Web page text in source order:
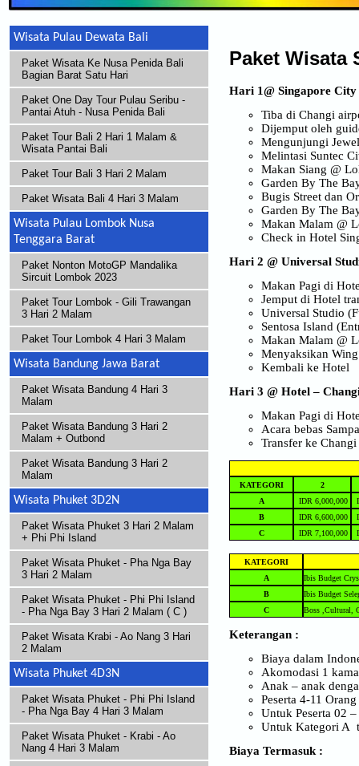
Wisata Pulau Dewata Bali
Paket Wisata Ke Nusa Penida Bali
Bagian Barat Satu Hari
Paket One Day Tour Pulau Seribu -
Pantai Atuh - Nusa Penida Bali
Paket Tour Bali 2 Hari 1 Malam &
Wisata Pantai Bali
Paket Tour Bali 3 Hari 2 Malam
Paket Wisata Bali 4 Hari 3 Malam
Wisata Pulau Lombok Nusa
Tenggara Barat
Paket Nonton MotoGP Mandalika
Sircuit Lombok 2023
Paket Tour Lombok - Gili Trawangan
3 Hari 2 Malam
Paket Tour Lombok 4 Hari 3 Malam
Wisata Bandung Jawa Barat
Paket Wisata Bandung 4 Hari 3
Malam
Paket Wisata Bandung 3 Hari 2
Malam + Outbond
Paket Wisata Bandung 3 Hari 2
Malam
Wisata Phuket 3D2N
Paket Wisata Phuket 3 Hari 2 Malam
+ Phi Phi Island
Paket Wisata Phuket - Pha Nga Bay
3 Hari 2 Malam
Paket Wisata Phuket - Phi Phi Island
- Pha Nga Bay 3 Hari 2 Malam ( C )
Paket Wisata Krabi - Ao Nang 3 Hari
2 Malam
Wisata Phuket 4D3N
Paket Wisata Phuket - Phi Phi Island
- Pha Nga Bay 4 Hari 3 Malam
Paket Wisata Phuket - Krabi - Ao
Nang 4 Hari 3 Malam
Paket Wisata
Hari 1@ Singapore
Tiba di Changi
Dijemput oleh
Mengunjungi
Melintasi Suntec
Makan Siang @
Garden By The
Bugis Street dan
Garden By The
Makan Malam @
Check in Hotel
Hari 2 @ Universal
Makan Pagi di
Jemput di Hotel
Universal Studio
Sentosa Island
Makan Malam @
Menyaksikan
Kembali ke Hotel
Hari 3 @ Hotel –
Makan Pagi di
Acara bebas
Transfer ke
KATEGORI
2
A
IDR 6,000,000
B
IDR 6,600,000
C
IDR 7,100,000
KATEGORI
A
Ibis Budget
B
Ibis Budget
C
Boss ,Cultural,
Keterangan :
Biaya dalam
Akomodasi 1
Anak – anak
Peserta 4-11
Untuk Peserta 02
Untuk Kategori A
Biaya Termasuk :